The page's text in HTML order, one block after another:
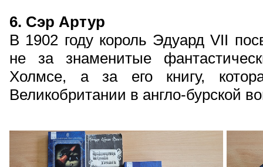
6. Сэр Артур
В 1902 году король Эдуард VII
не за знаменитые
Холмсе, а за его книгу,
Великобритании в англо-бурской